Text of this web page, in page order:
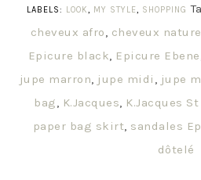
LABELS: LOOK, MY STYLE, SHOPPING
cheveux afro, cheveux
Epicure black, Epicure Ebene
jupe marron, jupe midi , jupe
bag, K.Jacques, K.Jacques
paper bag skirt, sandales
dôtelé